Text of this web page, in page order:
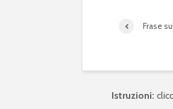
Frase
Istruzioni: